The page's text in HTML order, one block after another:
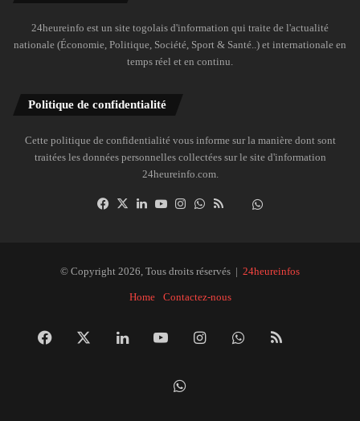
24heureinfo est un site togolais d'information qui traite de l'actualité
nationale (Économie, Politique, Société, Sport & Santé..) et internationale en
temps réel et en continu.
Politique de confidentialité
Cette politique de confidentialité vous informe sur la manière dont sont
traitées les données personnelles collectées sur le site d'information
24heureinfo.com.
Facebook
X LinkedinYouTubeInstagramWhatsAppDailymotion
© Copyright 2026, Tous droits réservés | 24heureinfos
Home Contactez-nous
Facebook LinkedinYouTubeInstagramWhatsApp
RSS